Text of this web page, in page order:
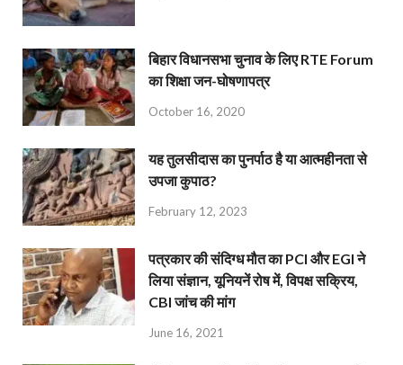
बिहार विधानसभा चुनाव के लिए RTE Forum
का शिक्षा जन-घोषणापत्र
October 16, 2020
यह तुलसीदास का पुनर्पाठ है या आत्महीनता से
उपजा कुपाठ?
February 12, 2023
पत्रकार की संदिग्ध मौत का PCI और EGI ने
लिया संज्ञान, यूनियनें रोष में, विपक्ष सक्रिय,
CBI जांच की मांग
June 16, 2021